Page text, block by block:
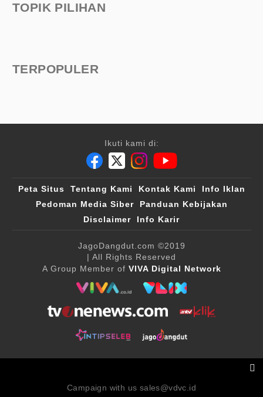
TOPIK PILIHAN
TERPOPULER
Ikuti kami di:
Peta Situs Tentang Kami Kontak Kami
Info Iklan
Pedoman Media Siber
Panduan Kebijakan
Disclaimer
Info Karir
JagoDangdut.com ©2019
| All Rights Reserved
A Group Member of VIVA Digital Network
